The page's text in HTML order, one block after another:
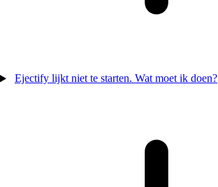
Ejectify lijkt niet te starten. Wat moet ik doen?